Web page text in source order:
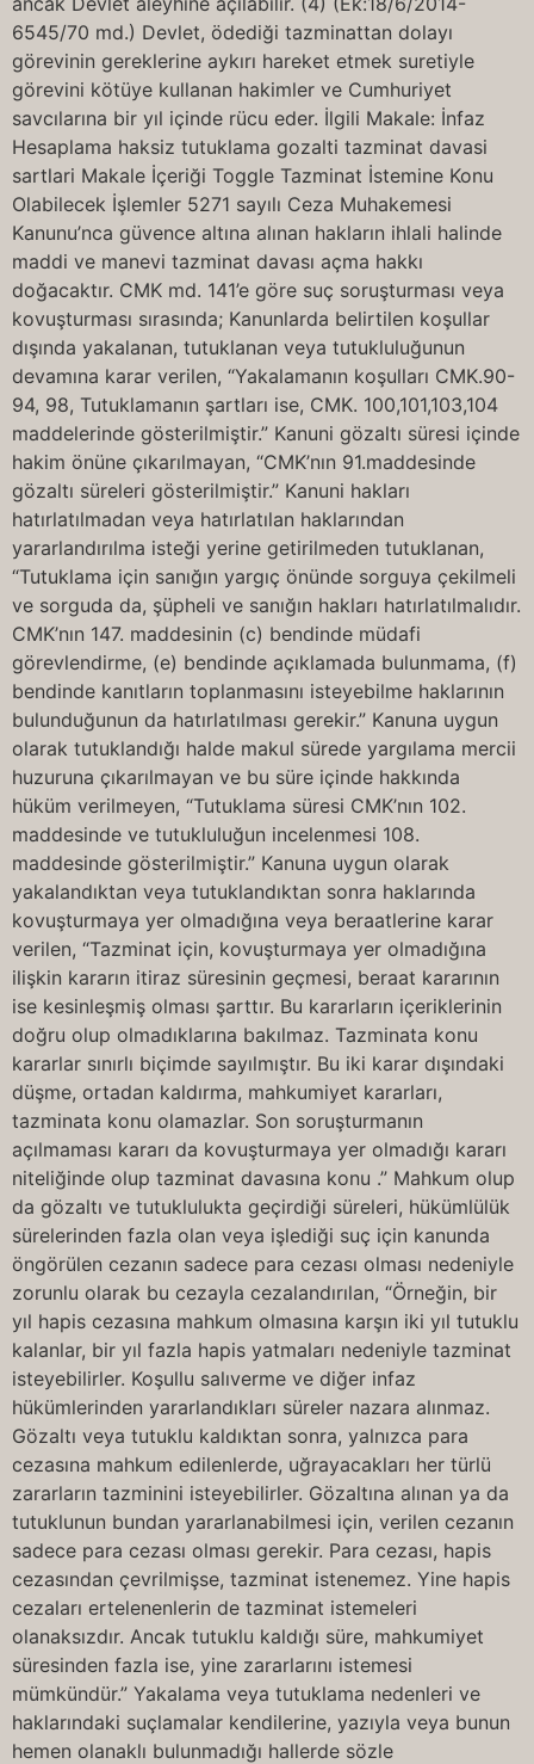
6545/70 md.) Devlet, ödediği tazminattan dolayı
görevinin gereklerine aykırı hareket etmek suretiyle
görevini kötüye kullanan hakimler ve Cumhuriyet
savcılarına bir yıl içinde rücu eder. İlgili Makale: İnfaz
Hesaplama haksiz tutuklama gozalti tazminat davasi
sartlari Makale İçeriği Toggle Tazminat İstemine Konu
Olabilecek İşlemler 5271 sayılı Ceza Muhakemesi
Kanunu’nca güvence altına alınan hakların ihlali halinde
maddi ve manevi tazminat davası açma hakkı
doğacaktır. CMK md. 141’e göre suç soruşturması veya
kovuşturması sırasında; Kanunlarda belirtilen koşullar
dışında yakalanan, tutuklanan veya tutukluluğunun
devamına karar verilen, “Yakalamanın koşulları CMK.90-
94, 98, Tutuklamanın şartları ise, CMK. 100,101,103,104
maddelerinde gösterilmiştir.” Kanuni gözaltı süresi içinde
hakim önüne çıkarılmayan, “CMK’nın 91.maddesinde
gözaltı süreleri gösterilmiştir.” Kanuni hakları
hatırlatılmadan veya hatırlatılan haklarından
yararlandırılma isteği yerine getirilmeden tutuklanan,
“Tutuklama için sanığın yargıç önünde sorguya çekilmeli
ve sorguda da, şüpheli ve sanığın hakları hatırlatılmalıdır.
CMK’nın 147. maddesinin (c) bendinde müdafi
görevlendirme, (e) bendinde açıklamada bulunmama, (f)
bendinde kanıtların toplanmasını isteyebilme haklarının
bulunduğunun da hatırlatılması gerekir.” Kanuna uygun
olarak tutuklandığı halde makul sürede yargılama mercii
huzuruna çıkarılmayan ve bu süre içinde hakkında
hüküm verilmeyen, “Tutuklama süresi CMK’nın 102.
maddesinde ve tutukluluğun incelenmesi 108.
maddesinde gösterilmiştir.” Kanuna uygun olarak
yakalandıktan veya tutuklandıktan sonra haklarında
kovuşturmaya yer olmadığına veya beraatlerine karar
verilen, “Tazminat için, kovuşturmaya yer olmadığına
ilişkin kararın itiraz süresinin geçmesi, beraat kararının
ise kesinleşmiş olması şarttır. Bu kararların içeriklerinin
doğru olup olmadıklarına bakılmaz. Tazminata konu
kararlar sınırlı biçimde sayılmıştır. Bu iki karar dışındaki
düşme, ortadan kaldırma, mahkumiyet kararları,
tazminata konu olamazlar. Son soruşturmanın
açılmaması kararı da kovuşturmaya yer olmadığı kararı
niteliğinde olup tazminat davasına konu .” Mahkum olup
da gözaltı ve tutuklulukta geçirdiği süreleri, hükümlülük
sürelerinden fazla olan veya işlediği suç için kanunda
öngörülen cezanın sadece para cezası olması nedeniyle
zorunlu olarak bu cezayla cezalandırılan, “Örneğin, bir
yıl hapis cezasına mahkum olmasına karşın iki yıl tutuklu
kalanlar, bir yıl fazla hapis yatmaları nedeniyle tazminat
isteyebilirler. Koşullu salıverme ve diğer infaz
hükümlerinden yararlandıkları süreler nazara alınmaz.
Gözaltı veya tutuklu kaldıktan sonra, yalnızca para
cezasına mahkum edilenlerde, uğrayacakları her türlü
zararların tazminini isteyebilirler. Gözaltına alınan ya da
tutuklunun bundan yararlanabilmesi için, verilen cezanın
sadece para cezası olması gerekir. Para cezası, hapis
cezasından çevrilmişse, tazminat istenemez. Yine hapis
cezaları ertelenenlerin de tazminat istemeleri
olanaksızdır. Ancak tutuklu kaldığı süre, mahkumiyet
süresinden fazla ise, yine zararlarını istemesi
mümkündür.” Yakalama veya tutuklama nedenleri ve
haklarındaki suçlamalar kendilerine, yazıyla veya bunun
hemen olanaklı bulunmadığı hallerde sözle